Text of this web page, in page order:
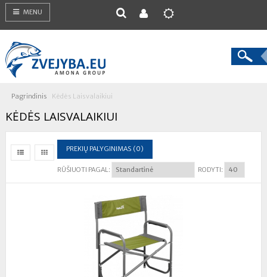
MENU
Pagrindinis Kėdės Laisvalaikiui
KĖDĖS LAISVALAIKIUI
PREKIŲ PALYGINIMAS (0)
RŪŠIUOTI PAGAL: RODYTI: